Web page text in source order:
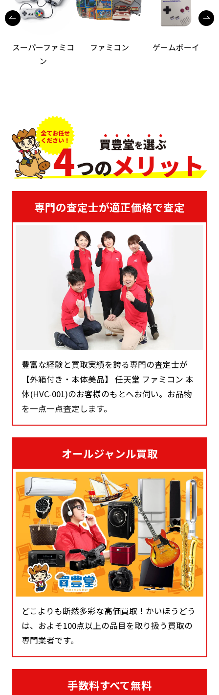
スーパーファミコ
ン
ファミコン ゲームボーイ
専門の査定士が適正価格で査定
豊富な経験と買取実績を誇る専門の査定士が
【外箱付き・本体美品】 任天堂 ファミコン 本
体(HVC-001)のお客様のもとへお伺い。お品物
を一点一点査定します。
オールジャンル買取
どこよりも断然多彩な高価買取！かいほうどう
は、およそ100点以上の品目を取り扱う買取の
専門業者です。
手数料すべて無料